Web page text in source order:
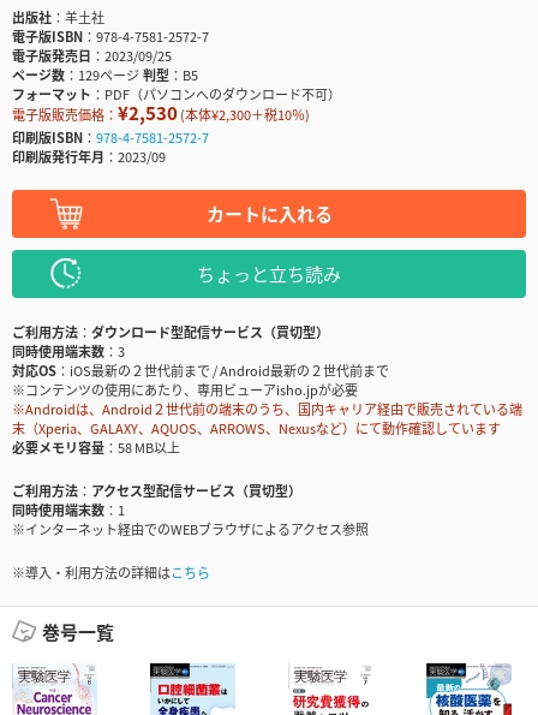
出版社
羊土社
電子版ISBN
978-4-7581-2572-7
電子版発売日
2023/09/25
ページ数
129ページ判型
B5
フォーマット
PDF（パソコンへのダウンロード不可）
電子版販売価格： ¥2,530(本体¥2,300＋税10％)
印刷版ISBN
978-4-7581-2572-7
印刷版発行年月
2023/09
カートに入れる
ちょっと立ち読み
ご利用方法
ダウンロード型配信サービス（買切型）
同時使用端末数
3
対応OS
iOS最新の２世代前まで / Android最新の２世代前まで
※コンテンツの使用にあたり、専用ビューアisho.jpが必要
※Androidは、Android２世代前の端末のうち、国内キャリア経由で販売されている端
末（Xperia、GALAXY、AQUOS、ARROWS、Nexusなど）にて動作確認しています
必要メモリ容量
58 MB以上
ご利用方法
アクセス型配信サービス（買切型）
同時使用端末数
1
※インターネット経由でのWEBブラウザによるアクセス参照
※導入・利用方法の詳細はこちら
巻号一覧